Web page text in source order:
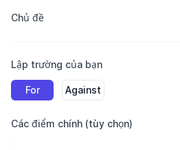
Chủ đề
Lập trường của bạn
For Against
Các điểm chính (tùy chọn)